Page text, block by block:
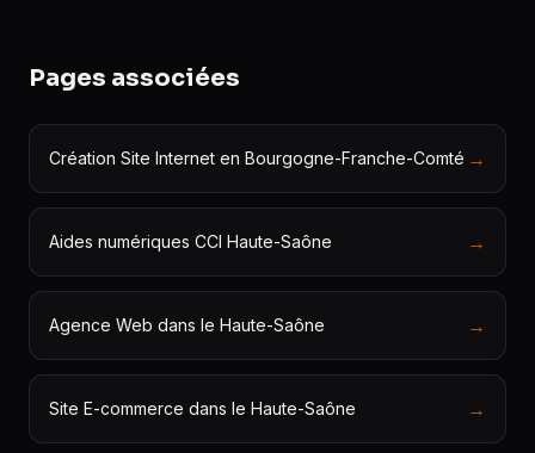
Pages associées
Création Site Internet en Bourgogne-Franche-Comté →
Aides numériques CCI Haute-Saône →
Agence Web dans le Haute-Saône →
Site E-commerce dans le Haute-Saône →